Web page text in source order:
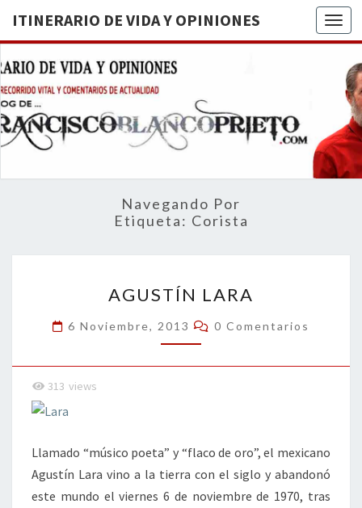
ITINERARIO DE VIDA Y OPINIONES
DE
BREVE
RECORRIDO
VITAL Y
ACTUALIDAD
Navegando Por
Etiqueta: Corista
LARA
AGUSTÍN LARA
6 Noviembre, 2013 Comentarios
0 Comentarios
313 views
Llamado “músico poeta” y “flaco de oro”, el mexicano
Agustín Lara vino a la tierra con el siglo y abandonó
este mundo el viernes 6 de noviembre de 1970, tras